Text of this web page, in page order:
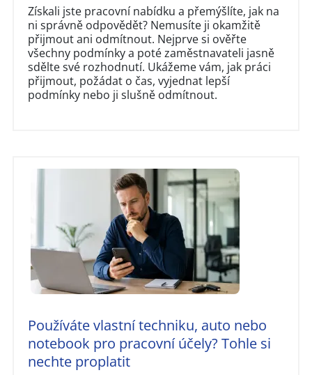
Získali jste pracovní nabídku a přemýšlíte, jak na
ni správně odpovědět? Nemusíte ji okamžitě
přijmout ani odmítnout. Nejprve si ověřte
všechny podmínky a poté zaměstnavateli jasně
sdělte své rozhodnutí. Ukážeme vám, jak práci
přijmout, požádat o čas, vyjednat lepší
podmínky nebo ji slušně odmítnout.
Používáte vlastní techniku, auto nebo
notebook pro pracovní účely? Tohle si
nechte proplatit